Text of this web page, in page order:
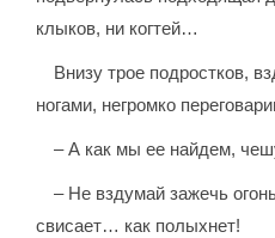
клыков, ни когтей…
Внизу трое подростков,
ногами, негромко
– А как мы ее найдем,
– Не вздумай зажечь
свисает… как полыхнет!